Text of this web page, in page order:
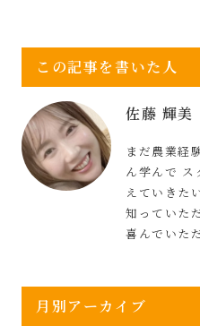
この記事を書いた人
佐藤 輝美
まだ農業経
ん学んで
えていきた
知っていた
喜んでいた
月別アーカイブ